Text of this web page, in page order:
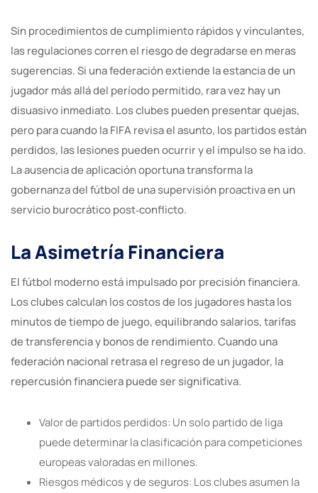
Sin procedimientos de cumplimiento rápidos y vinculantes,
las regulaciones corren el riesgo de degradarse en meras
sugerencias. Si una federación extiende la estancia de un
jugador más allá del período permitido, rara vez hay un
disuasivo inmediato. Los clubes pueden presentar quejas,
pero para cuando la FIFA revisa el asunto, los partidos están
perdidos, las lesiones pueden ocurrir y el impulso se ha ido.
La ausencia de aplicación oportuna transforma la
gobernanza del fútbol de una supervisión proactiva en un
servicio burocrático post‑conflicto.
La Asimetría Financiera
El fútbol moderno está impulsado por precisión financiera.
Los clubes calculan los costos de los jugadores hasta los
minutos de tiempo de juego, equilibrando salarios, tarifas
de transferencia y bonos de rendimiento. Cuando una
federación nacional retrasa el regreso de un jugador, la
repercusión financiera puede ser significativa.
Valor de partidos perdidos: Un solo partido de liga
puede determinar la clasificación para competiciones
europeas valoradas en millones.
Riesgos médicos y de seguros: Los clubes asumen la